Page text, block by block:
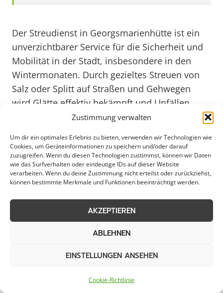
Zustimmung verwalten
Um dir ein optimales Erlebnis zu bieten, verwenden wir Technologien wie
Cookies, um Geräteinformationen zu speichern und/oder darauf
zuzugreifen. Wenn du diesen Technologien zustimmst, können wir Daten
wie das Surfverhalten oder eindeutige IDs auf dieser Website
verarbeiten. Wenn du deine Zustimmung nicht erteilst oder zurückziehst,
können bestimmte Merkmale und Funktionen beeinträchtigt werden.
AKZEPTIEREN
ABLEHNEN
EINSTELLUNGEN ANSEHEN
Cookie-Richtlinie
Der Streudienst in Georgsmarienhütte ist ein
unverzichtbarer Service für die Sicherheit und
Mobilität in der Stadt, insbesondere in den
Wintermonaten. Durch gezieltes Streuen von
Salz oder Splitt auf Straßen und Gehwegen
wird Glätte effektiv bekämpft und Unfällen
vorgebeugt. Das sorgfältige Räumen und
und Besucher sicher ans Ziel gelangen können.
In Georgsmarienhütte wird dieser Dienst mit
Fachkenntnis und Engagement durchgeführt,
um die Verkehrssicherheit zu gewährleisten
und ein reibungsloses Fortkommen zu
ein zuverlässiger Streudienst von großer
winterlichen Wetterbedingungen